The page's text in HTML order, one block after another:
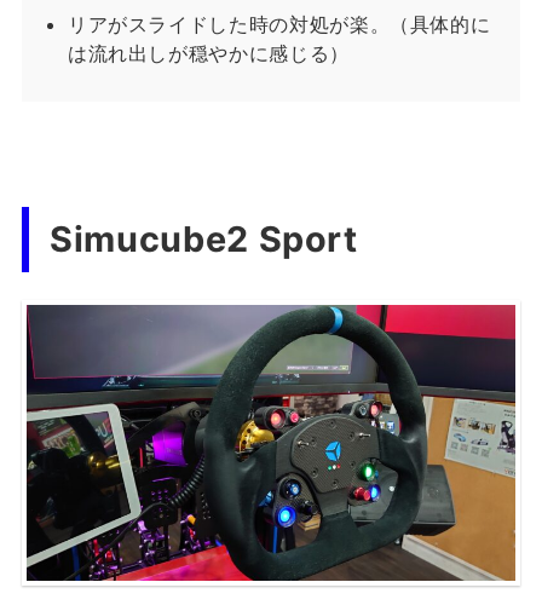
リアがスライドした時の対処が楽。（具体的に
は流れ出しが穏やかに感じる）
Simucube2 Sport